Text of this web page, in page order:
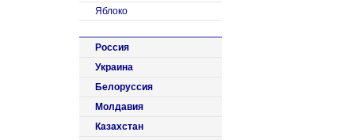
Яблоко
Россия
Украина
Белоруссия
Молдавия
Казахстан